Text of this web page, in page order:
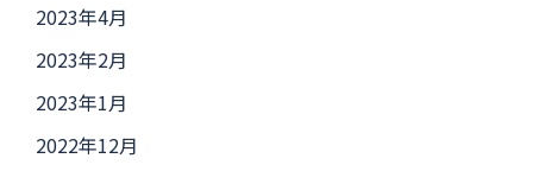
2023年4月
2023年2月
2023年1月
2022年12月